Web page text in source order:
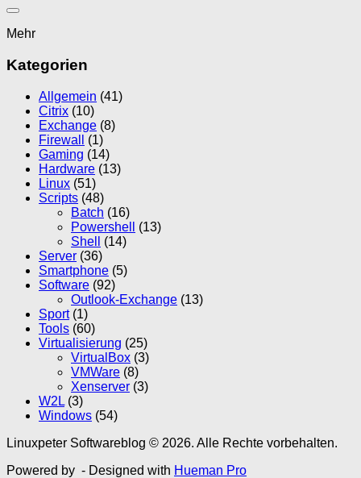
Mehr
Kategorien
Allgemein (41)
Citrix (10)
Exchange (8)
Firewall
(1)
Gaming (14)
Hardware (13)
Linux (51)
Scripts (48)
Batch (16)
Powershell
(13)
Shell
(14)
Server (36)
Smartphone (5)
Software (92)
Outlook-Exchange (13)
Sport(1)
Tools (60)
Virtualisierung (25)
VirtualBox (3)
VMWare (8)
Xenserver (3)
W2L (3)
Windows (54)
Linuxpeter Softwareblog © 2026. Alle Rechte vorbehalten.
Powered by - Designed with Hueman Pro